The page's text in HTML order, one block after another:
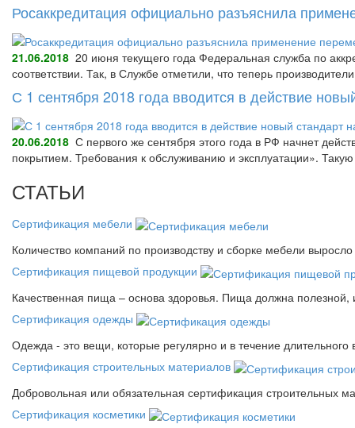
Росаккредитация официально разъяснила
21.06.2018 20 июня текущего года Федеральная служба по
соответствии. Так, в Службе отметили, что теперь
С 1 сентября 2018 года вводится в действие
20.06.2018 С первого же сентября этого года в РФ начнет
покрытием. Требования к обслуживанию и эксплуатации».
СТАТЬИ
Сертификация мебели
Количество компаний по производству и сборке мебели
Сертификация пищевой продукции
Качественная пища – основа здоровья. Пища должна
Сертификация одежды
Одежда - это вещи, которые регулярно и в течение
Сертификация строительных материалов
Добровольная или обязательная сертификация строительных
Сертификация косметики